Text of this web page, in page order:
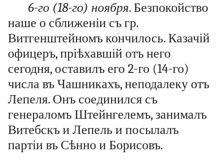
6-го (18-го) ноября. Безпокойство
наше о сближеніи съ гр.
Витгенштейномъ кончилось. Казачій
офицеръ, пріѣхавшій отъ него
сегодня, оставилъ его 2-го (14-го)
числа въ Чашникахъ, неподалеку отъ
Лепеля. Онъ соединился съ
генераломъ Штейнгелемъ, занималъ
Витебскъ и Лепель и посылалъ
партіи въ Сѣнно и Борисовъ.